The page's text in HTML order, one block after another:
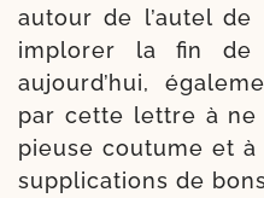
autour de l’autel
implo­rer la fin
aujourd’hui,
par cette lettre à
pieuse cou­tume et
sup­pli­ca­tions de